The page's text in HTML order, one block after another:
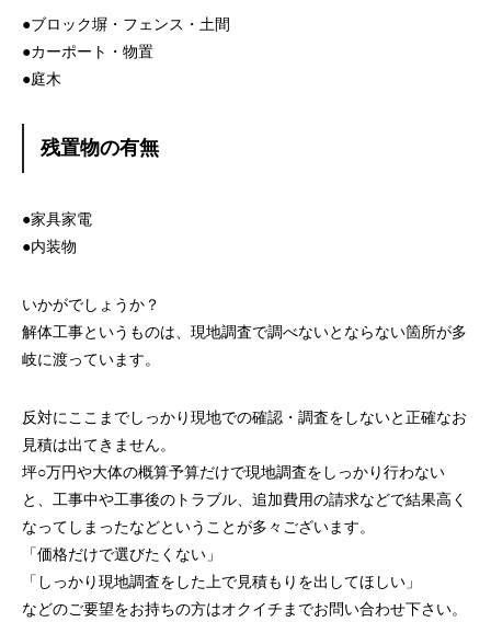
●ブロック塀・フェンス・土間
●カーポート・物置
●庭木
残置物の有無
●家具家電
●内装物
いかがでしょうか？
解体工事というものは、現地調査で調べないとならない箇所が多
岐に渡っています。
反対にここまでしっかり現地での確認・調査をしないと正確なお
見積は出てきません。
坪○万円や大体の概算予算だけで現地調査をしっかり行わない
と、工事中や工事後のトラブル、追加費用の請求などで結果高く
なってしまったなどということが多々ございます。
「価格だけで選びたくない」
「しっかり現地調査をした上で見積もりを出してほしい」
などのご要望をお持ちの方はオクイチまでお問い合わせ下さい。